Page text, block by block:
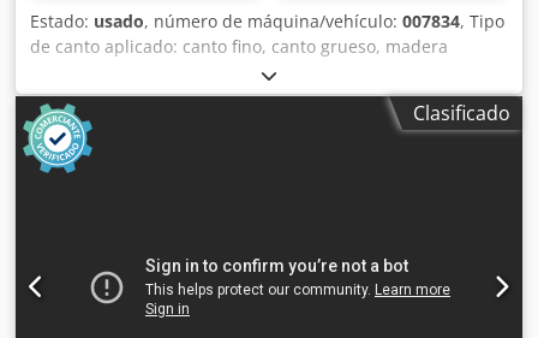
Estado: usado, número de máquina/vehículo: 007834, Tipo
de canto aplicado: canto fino, canto grueso, madera
maciza Sistema de encolado: EVA, aire caliente Dkedsv Sf I
Eepfx Akbsr Fresado previo: sí Unidad multifunción: sí
Velocidad máxima de avance: 18 m/min Espesor máximo
del panel: 60 mm Unidades de trabajo: 8 uds.
Clasificado